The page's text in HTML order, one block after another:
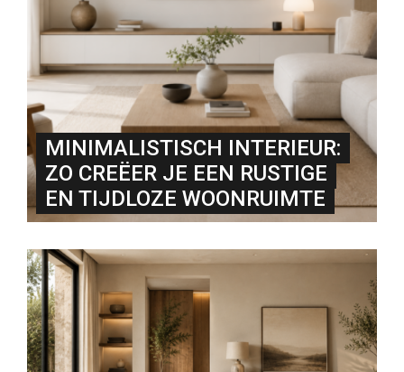
MINIMALISTISCH INTERIEUR:
ZO CREËER JE EEN RUSTIGE
EN TIJDLOZE WOONRUIMTE